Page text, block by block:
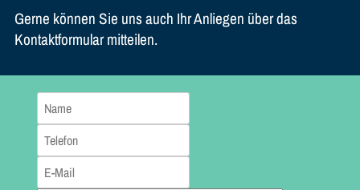
Gerne können Sie uns auch Ihr Anliegen über das
Kontaktformular mitteilen.